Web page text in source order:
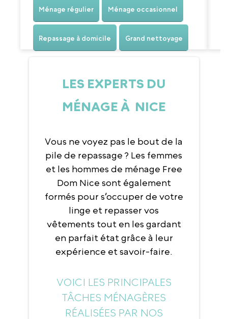
Ménage régulier Ménage occasionnel
Repassage à domicile Grand nettoyage
LES EXPERTS DU
MÉNAGE À NICE
Vous ne voyez pas le bout de la
pile de repassage ? Les femmes
et les hommes de ménage Free
Dom Nice sont également
formés pour s’occuper de votre
linge et repasser vos
vêtements tout en les gardant
en parfait état grâce à leur
expérience et savoir-faire.
VOICI LES PRINCIPALES
TÂCHES MÉNAGÈRES
RÉALISÉES PAR NOS